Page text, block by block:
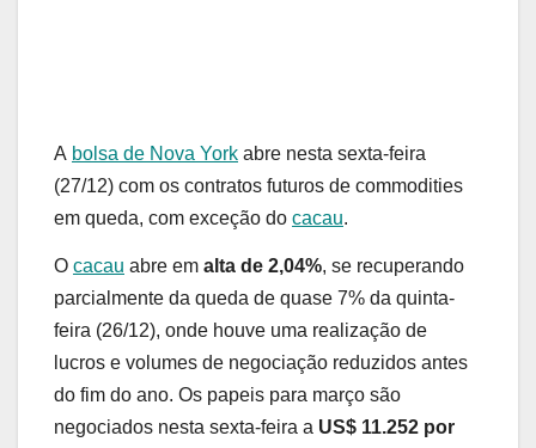
A bolsa de Nova York abre nesta sexta-feira
(27/12) com os contratos futuros de commodities
em queda, com exceção do cacau.
O cacau abre em alta de 2,04%, se recuperando
parcialmente da queda de quase 7% da quinta-
feira (26/12), onde houve uma realização de
lucros e volumes de negociação reduzidos antes
do fim do ano. Os papeis para março são
negociados nesta sexta-feira a US$ 11.252 por